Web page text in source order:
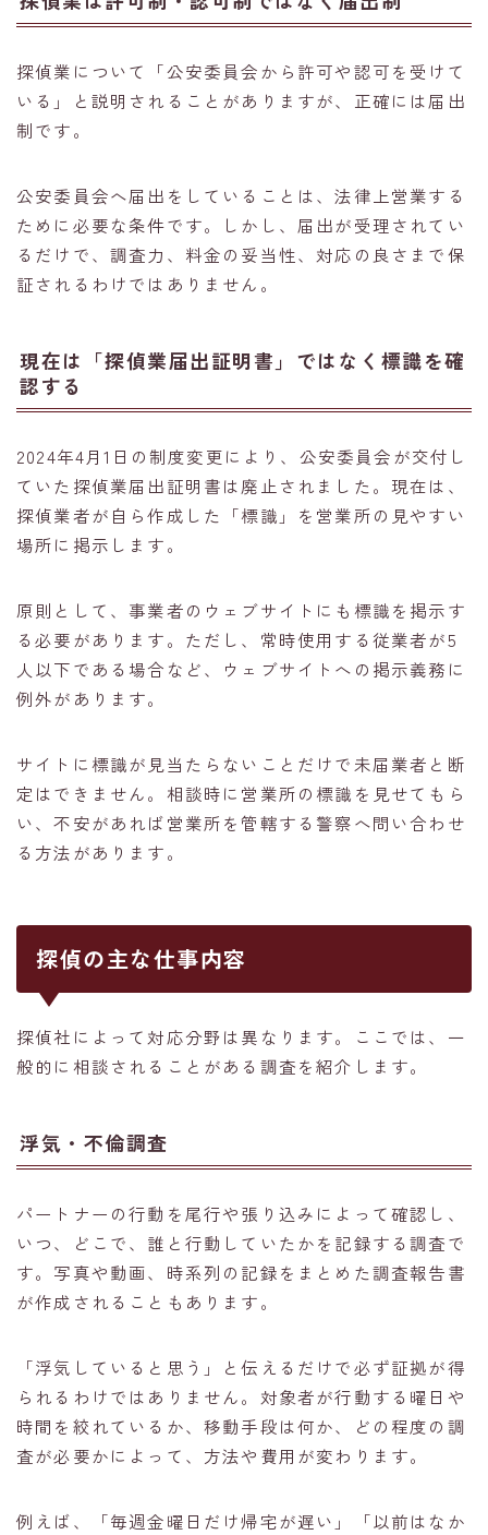
探偵業について「公安委員会から許可や認可を受けて
いる」と説明されることがありますが、正確には届出
制です。
公安委員会へ届出をしていることは、法律上営業する
ために必要な条件です。しかし、届出が受理されてい
るだけで、調査力、料金の妥当性、対応の良さまで保
証されるわけではありません。
現在は「探偵業届出証明書」ではなく標識を確
認する
2024年4月1日の制度変更により、公安委員会が交付し
ていた探偵業届出証明書は廃止されました。現在は、
探偵業者が自ら作成した「標識」を営業所の見やすい
場所に掲示します。
原則として、事業者のウェブサイトにも標識を掲示す
る必要があります。ただし、常時使用する従業者が5
人以下である場合など、ウェブサイトへの掲示義務に
例外があります。
サイトに標識が見当たらないことだけで未届業者と断
定はできません。相談時に営業所の標識を見せてもら
い、不安があれば営業所を管轄する警察へ問い合わせ
る方法があります。
探偵の主な仕事内容
探偵社によって対応分野は異なります。ここでは、一
般的に相談されることがある調査を紹介します。
浮気・不倫調査
パートナーの行動を尾行や張り込みによって確認し、
いつ、どこで、誰と行動していたかを記録する調査で
す。写真や動画、時系列の記録をまとめた調査報告書
が作成されることもあります。
「浮気していると思う」と伝えるだけで必ず証拠が得
られるわけではありません。対象者が行動する曜日や
時間を絞れているか、移動手段は何か、どの程度の調
査が必要かによって、方法や費用が変わります。
例えば、「毎週金曜日だけ帰宅が遅い」「以前はなか